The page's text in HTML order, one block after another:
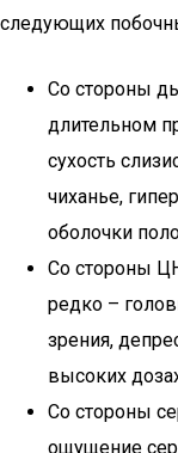
следующих
Со стороны
длительном
сухость
чиханье,
оболочки
Со стороны
редко –
зрения,
высоких
Со стороны
ощущение